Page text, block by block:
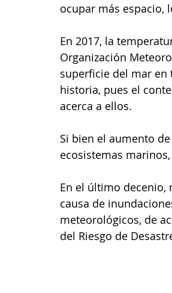
ocupar más espacio,
En 2017, la
Organización
superficie del mar
historia, pues el
acerca a ellos.
Si bien el aumento
ecosistemas
En el último decenio,
causa de
meteorológicos, de
del Riesgo de